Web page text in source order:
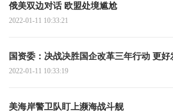
俄美双边对话 欧盟处境尴尬
2022-01-11 10:33:21
国资委：决战决胜国企改革三年行动 更
2022-01-11 10:33:19
美海岸警卫队盯上濒海战斗舰